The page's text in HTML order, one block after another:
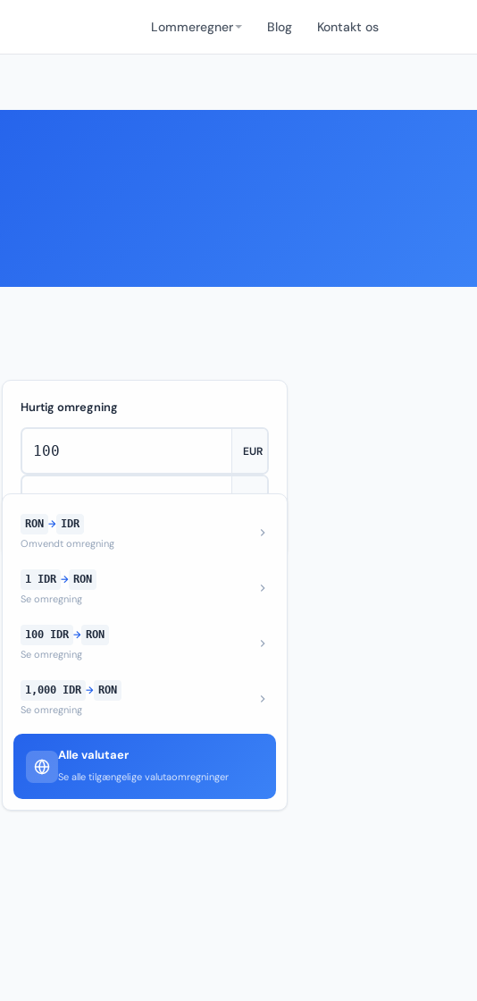
Lommeregner Blog Kontakt os
Hurtig omregning
RON → IDR
Omvendt omregning
1 IDR → RON
Se omregning
100 IDR → RON
Se omregning
1,000 IDR → RON
Se omregning
Alle valutaer
Se alle tilgængelige valutaomregninger